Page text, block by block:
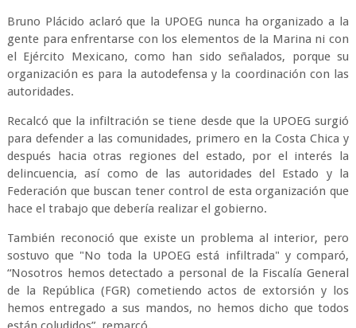
Bruno Plácido aclaró que la UPOEG nunca ha organizado a la
gente para enfrentarse con los elementos de la Marina ni con
el Ejército Mexicano, como han sido señalados, porque su
organización es para la autodefensa y la coordinación con las
autoridades.
Recalcó que la infiltración se tiene desde que la UPOEG surgió
para defender a las comunidades, primero en la Costa Chica y
después hacia otras regiones del estado, por el interés la
delincuencia, así como de las autoridades del Estado y la
Federación que buscan tener control de esta organización que
hace el trabajo que debería realizar el gobierno.
También reconoció que existe un problema al interior, pero
sostuvo que "No toda la UPOEG está infiltrada" y comparó,
“Nosotros hemos detectado a personal de la Fiscalía General
de la República (FGR) cometiendo actos de extorsión y los
hemos entregado a sus mandos, no hemos dicho que todos